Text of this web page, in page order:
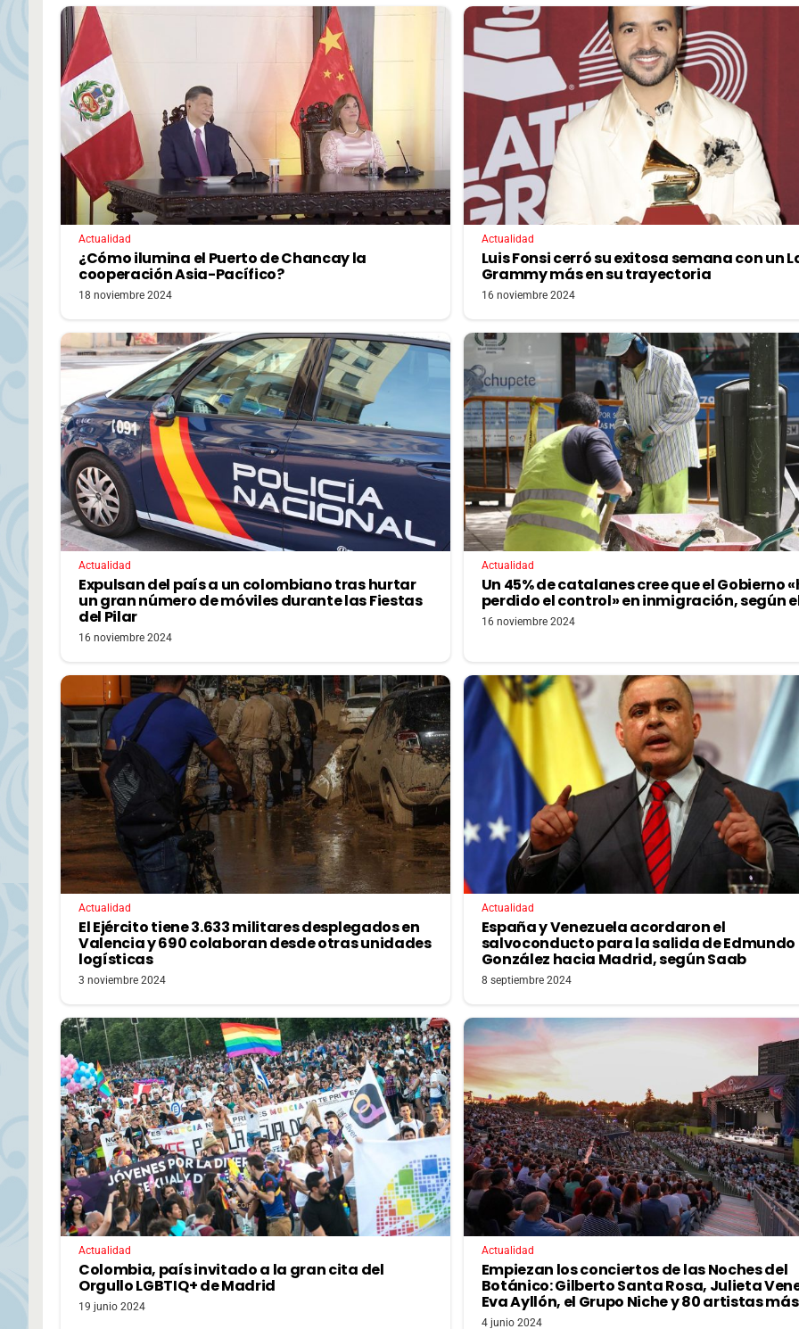
Actualidad
¿Cómo ilumina el Puerto de Chancay la
cooperación Asia-Pacífico?
18 noviembre 2024
Actualidad
Luis Fonsi cerró su exitosa semana con un
Grammy más en su trayectoria
16 noviembre 2024
Actualidad
Expulsan del país a un colombiano tras hurtar
un gran número de móviles durante las Fiestas
del Pilar
16 noviembre 2024
Actualidad
Un 45% de catalanes cree que el Gobierno
perdido el control» en inmigración, según el
16 noviembre 2024
Actualidad
El Ejército tiene 3.633 militares desplegados en
Valencia y 690 colaboran desde otras unidades
logísticas
3 noviembre 2024
Actualidad
España y Venezuela acordaron el
salvoconducto para la salida de Edmundo
González hacia Madrid, según Saab
8 septiembre 2024
Actualidad
Colombia, país invitado a la gran cita del
Orgullo LGBTIQ+ de Madrid
19 junio 2024
Actualidad
Empiezan los conciertos de las Noches del
Botánico: Gilberto Santa Rosa, Julieta
Eva Ayllón, el Grupo Niche y 80 artistas más
4 junio 2024